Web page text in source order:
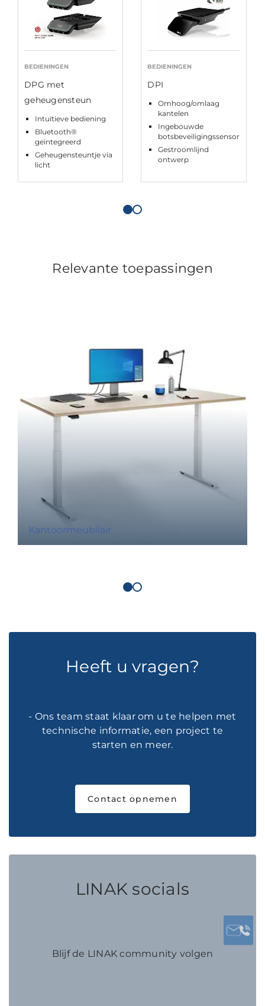
BEDIENINGEN
DPG met
geheugensteun
Intuïtieve bediening
Bluetooth®
geïntegreerd
Geheugensteuntje via
licht
BEDIENINGEN
DPI
Omhoog/omlaag
kantelen
Ingebouwde
botsbeveiligingssensor
Gestroomlijnd
ontwerp
Relevante toepassingen
Kantoormeubilair
Heeft u vragen?
- Ons team staat klaar om u te helpen met
technische informatie, een project te
starten en meer.
Contact opnemen
LINAK socials
Blijf de LINAK community volgen